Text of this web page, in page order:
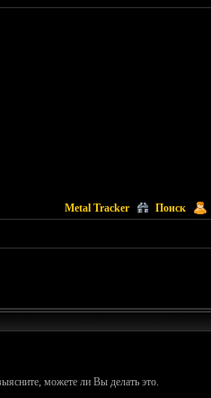
Metal Tracker Поиск
можете ли Вы делать это.